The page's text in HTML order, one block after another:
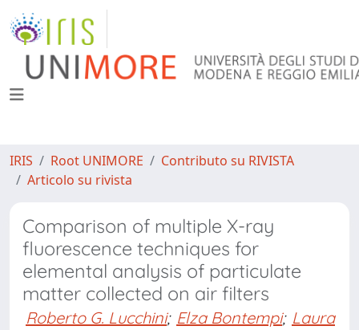
IRIS Root UNIMORE
Contributo su RIVISTA
Articolo su rivista
Comparison of multiple X-ray
fluorescence techniques for
elemental analysis of particulate
matter collected on air filters
Roberto G. Lucchini; Elza Bontempi; Laura